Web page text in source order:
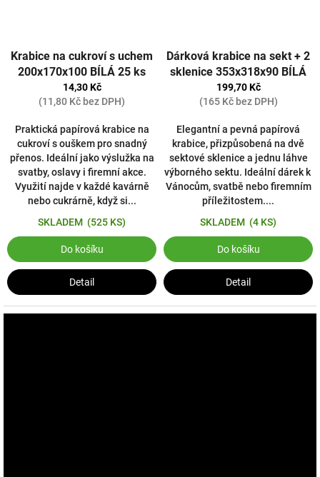
Krabice na cukroví s uchem
200x170x100 BÍLÁ 25 ks
14,30 Kč
(11,80 Kč bez DPH)
Praktická papírová krabice na
cukroví s ouškem pro snadný
přenos. Ideální jako výslužka na
svatby, oslavy i firemní akce.
Využití najde v každé kavárně
nebo cukrárně, když si...
SKLADEM (525 KS)
Do košíku
Detail
Dárková krabice na sekt + 2
sklenice 353x318x90 BÍLÁ
199,70 Kč
(165 Kč bez DPH)
Elegantní a pevná papírová
krabice, přizpůsobená na dvě
sektové sklenice a jednu láhve
výborného sektu. Ideální dárek k
Vánocům, svatbě nebo firemním
příležitostem....
SKLADEM (4 KS)
Do košíku
Detail